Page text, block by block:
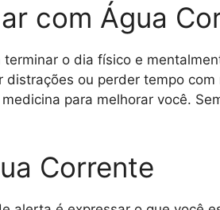
com Água
o dia físico e
ou perder tempo
para melhorar você.
Corrente